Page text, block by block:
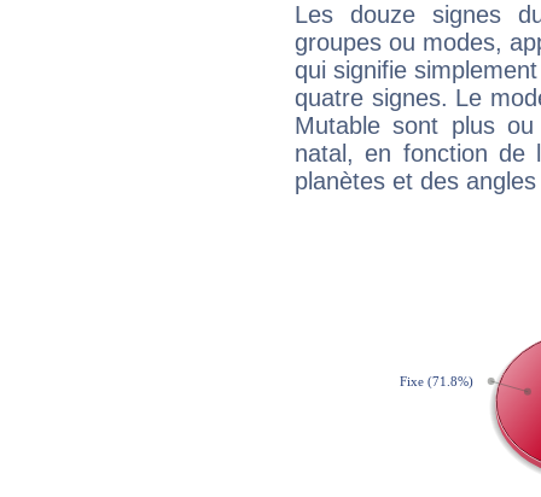
Les douze signes
groupes ou modes,
qui signifie
quatre signes. Le
Mutable sont plus
natal, en fonction de
planètes et des